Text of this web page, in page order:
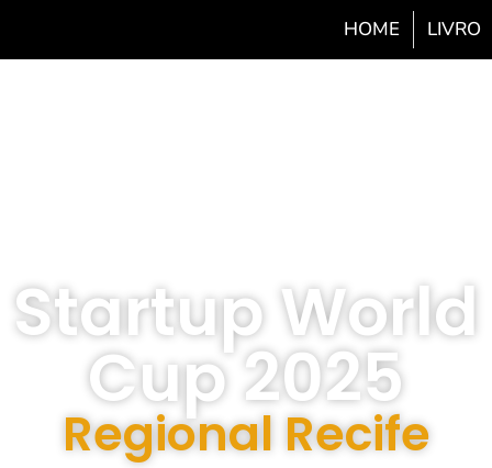
HOME LIVRO
Startup World
Cup 2025
Regional Recife